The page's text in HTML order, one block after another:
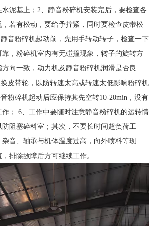
泥基上；2、静音粉碎机安装完后，要检查各
若有松动，要给予拧紧，同时要检查皮带松
音粉碎机起动前，先用手转动转子，检查一下
，粉碎机室内有无碰撞现象，转子的旋转方
向一致，动力机及静音粉碎机润滑是否良
皮带轮，以防转速太高或转速太低影响粉碎机
粉碎机起动后应保持其先空转10-20min，没有
； 6、工作中要随时注意静音粉碎机的运转情
阻塞碎料室；其次，不要长时间超负荷工
音、轴承与机体温度过高，向外喷料等现
排除故障后方可继续工作。